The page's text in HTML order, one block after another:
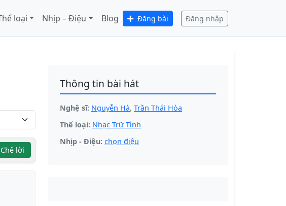
loại Nhịp – Điệu Blog Đăng bài Đăng nhập
lời
Thông tin bài hát
Nghệ sĩ: Nguyễn Hà, Trần Thái Hòa
Thể loại: Nhạc Trữ Tình
Nhịp - Điệu: chọn điệu